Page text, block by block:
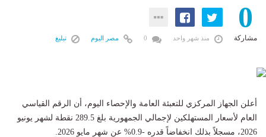
0
مشاركة منذ شهر واحد مصر اليوم تبليغ
أعلن الجهاز المركزي للتعبئة العامة والإحصاء اليوم، أن الرقم القياسي
العام لأسعار المستهلكين لإجمالي الجمهورية بلغ 289.5 نقطة لشهر يونيو
2026، مسجلاً بذلك انخفاضاً قدره -0.9% عن شهر مايو 2026.